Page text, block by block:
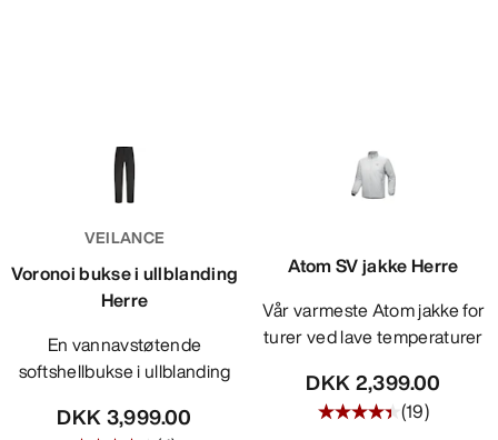
VEILANCE
Voronoi bukse i ullblanding
Herre
En vannavstøtende
softshellbukse i ullblanding
DKK 3,999.00
Atom SV jakke Herre
Vår varmeste Atom jakke for
turer ved lave temperaturer
DKK 2,399.00
(19)